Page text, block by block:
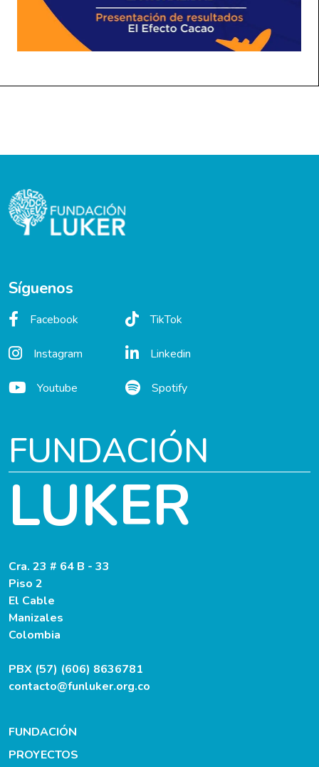
Síguenos
Facebook
Instagram
Youtube
TikTok
Linkedin
Spotify
FUNDACIÓN
LUKER
Cra. 23 # 64 B - 33
Piso 2
El Cable
Manizales
Colombia
PBX (57) (606) 8636781
contacto@funluker.org.co
FUNDACIÓN
PROYECTOS